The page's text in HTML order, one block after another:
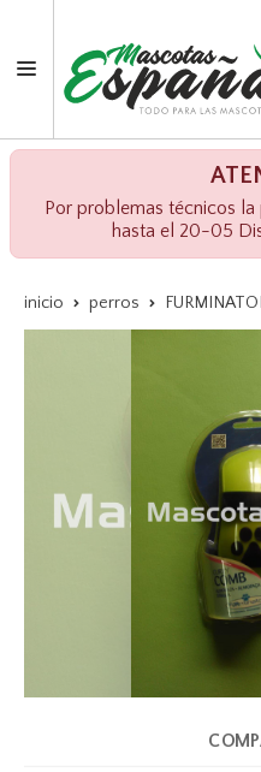
Por problemas técnicos
hasta el 20-05
inicio perros